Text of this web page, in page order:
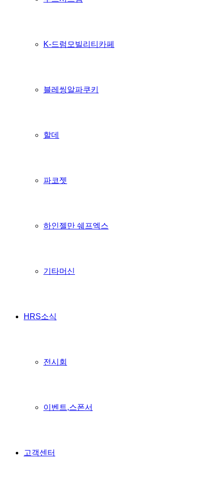
K-드럼모빌리티카페
블레씽알파쿠키
할데
파코젯
하인젤만 쉐프엑스
기타머신
HRS소식
전시회
이벤트,스폰서
고객센터